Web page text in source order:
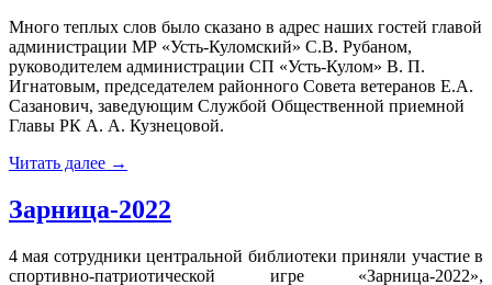
Много теплых слов было сказано в адрес наших гостей главой
администрации МР «Усть-Куломский» С.В. Рубаном,
руководителем администрации СП «Усть-Кулом» В. П.
Игнатовым, председателем районного Совета ветеранов Е.А.
Сазанович, заведующим Службой Общественной приемной
Главы РК А. А. Кузнецовой.
Читать далее →
Зарница-2022
4 мая сотрудники центральной библиотеки приняли участие в
спортивно-патриотической игре «Зарница-2022»,